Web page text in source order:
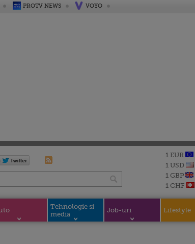
PROTV NEWS VOYO
1 EUR
1 USD
1 GBP
1 CHF
Tehnologie si
media
Job-uri Lifestyle